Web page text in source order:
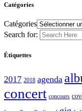
Catégories
Catégories
Search for:
Étiquettes
2017 2018 agenda
concert concours